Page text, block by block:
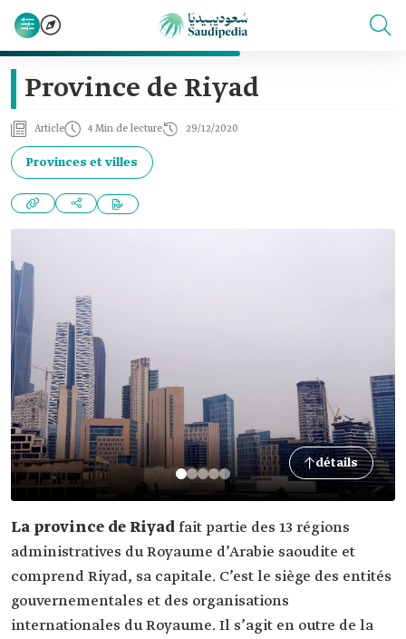
Province de Riyad
Article 4 Min de lecture 29/12/2020
Provinces et villes
détails
La province de Riyadfait partie des 13 régions
administratives du Royaume d’Arabie saoudite et
comprend Riyad, sa capitale. C’est le siège des entités
gouvernementales et des organisations
internationales du Royaume. Il s’agit en outre de la